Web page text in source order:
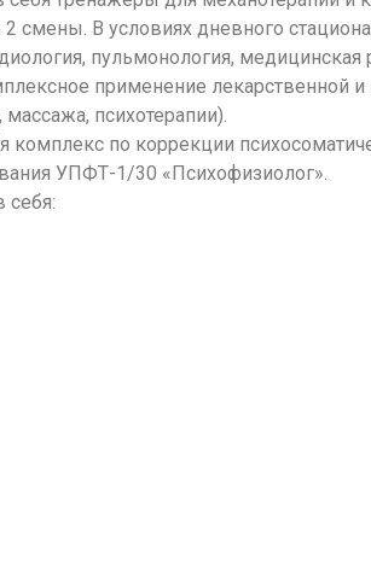
смены. В условиях дневного
пульмонология,
применение лекарственной и
психотерапии).
по коррекции
УПФТ-1/30 «Психофизиолог».
себя: